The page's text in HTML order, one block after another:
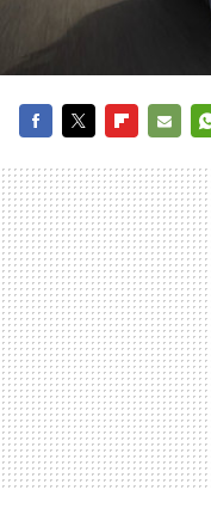
MAIL